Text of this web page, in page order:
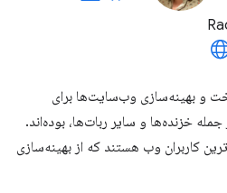
وب‌سایت‌ها برای
خزنده‌ها و سایر ربات‌ها، بوده‌اند.
وب هستند که از بهینه‌سازی